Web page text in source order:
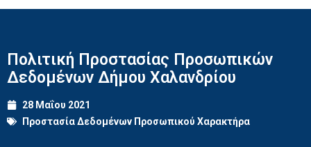
Πολιτική Προστασίας Προσωπικών
Δεδομένων Δήμου Χαλανδρίου
28 Μαΐου 2021
Προστασία Δεδομένων Προσωπικού Χαρακτήρα